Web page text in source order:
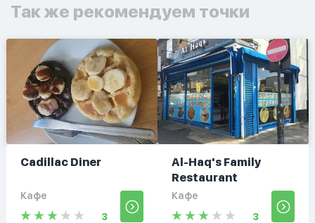
Так же рекомендуем точки
Cadillac Diner
Кафе
3
Al-Haq's Family
Restaurant
Кафе
3